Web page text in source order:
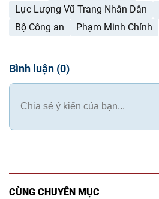
Lực Lượng Vũ Trang Nhân Dân
Bộ Công an
Phạm Minh Chính
Bình luận (0)
CÙNG CHUYÊN MỤC